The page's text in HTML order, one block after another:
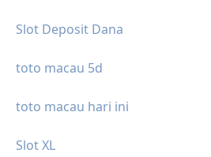
Slot Deposit Dana
toto macau 5d
toto macau hari ini
Slot XL